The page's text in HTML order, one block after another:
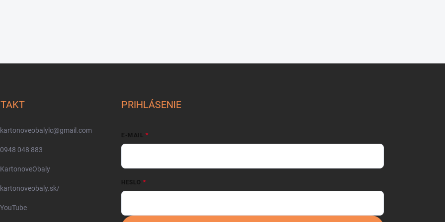
kartonoveobalylc@gmail.com
0948 048 883
KartonoveObaly
kartonoveobaly.sk/
YouTube
PRIHLÁSENIE
E-MAIL
HESLO